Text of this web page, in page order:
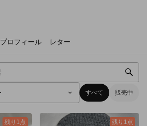
プロフィール レター
すべて 販売中
残り1点 残り1点